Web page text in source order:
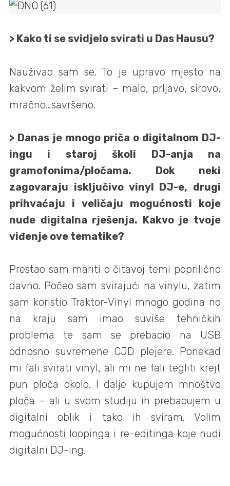
> Kako ti se svidjelo svirati u Das Hausu?
Nauživao sam se. To je upravo mjesto na
kakvom želim svirati – malo, prljavo, sirovo,
mračno…savršeno.
> Danas je mnogo priča o digitalnom DJ-
ingu i staroj školi DJ-anja na
gramofonima/pločama. Dok neki
zagovaraju isključivo vinyl DJ-e, drugi
prihvaćaju i veličaju mogućnosti koje
nude digitalna rješenja. Kakvo je tvoje
viđenje ove tematike?
Prestao sam mariti o čitavoj temi poprilično
davno. Počeo sam svirajući na vinylu, zatim
sam koristio Traktor-Vinyl mnogo godina no
na kraju sam imao suviše tehničkih
problema te sam se prebacio na USB
odnosno suvremene CJD plejere. Ponekad
mi fali svirati vinyl, ali mi ne fali tegliti krejt
pun ploča okolo. I dalje kupujem mnoštvo
ploča – ali u svom studiju ih prebacujem u
digitalni oblik i tako ih sviram. Volim
mogućnosti loopinga i re-editinga koje nudi
digitalni DJ-ing.